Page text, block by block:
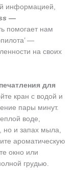
информацией,
—
помогает нам
—
на своих
для
кран с водой и
пары минут.
воде,
но и запах мыла,
ароматическую
окно или
грудью.